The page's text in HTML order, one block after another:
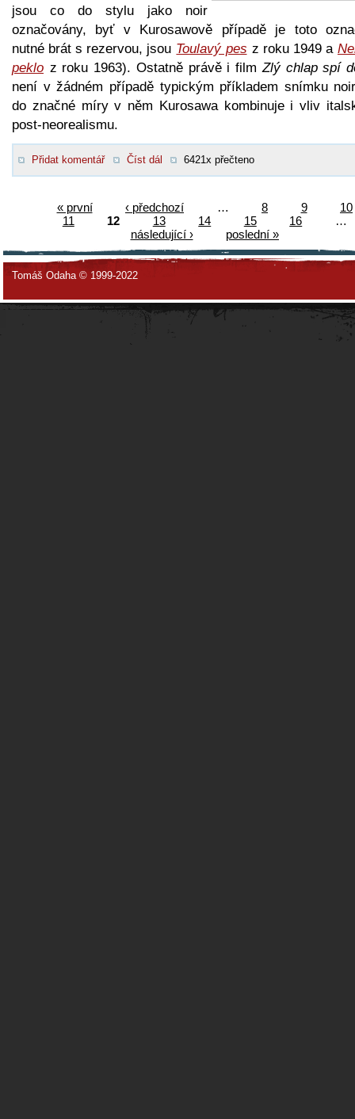
jsou co do stylu jako noir
označovány, byť v Kurosawově případě je toto
nutné brát s rezervou, jsou Toulavý pes z roku 1949 a
peklo z roku 1963). Ostatně právě i film Zlý chlap spí
není v žádném případě typickým příkladem snímku
do značné míry v něm Kurosawa kombinuje i vliv
post-neorealismu.
Přidat komentář Číst dál 6421x přečteno
« první ‹ předchozí … 8 9
10
11
12 13 14 15 16
…
následující ›
poslední »
Tomáš Odaha © 1999-2022